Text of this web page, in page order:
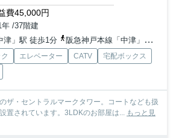
費45,000円
/37階建
津」駅 徒歩1分
阪急神戸本線「中津」駅 徒歩5分
エレベーター CATV
宅配ボックス
ザ・セントラルマークタワー。コートなども扱
置されています。3LDKのお部屋は...
もっと見